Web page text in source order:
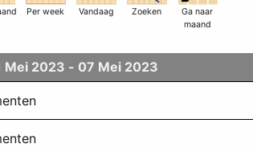
Per week Vandaag Zoeken
Ga naar
maand
Mei 2023 - 07 Mei 2023